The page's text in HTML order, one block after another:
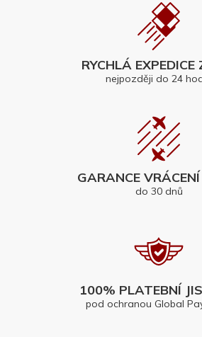
RYCHLÁ EXPEDICE
nejpozději do 24
GARANCE
do 30 dnů
100% PLATEBNÍ
pod ochranou Global